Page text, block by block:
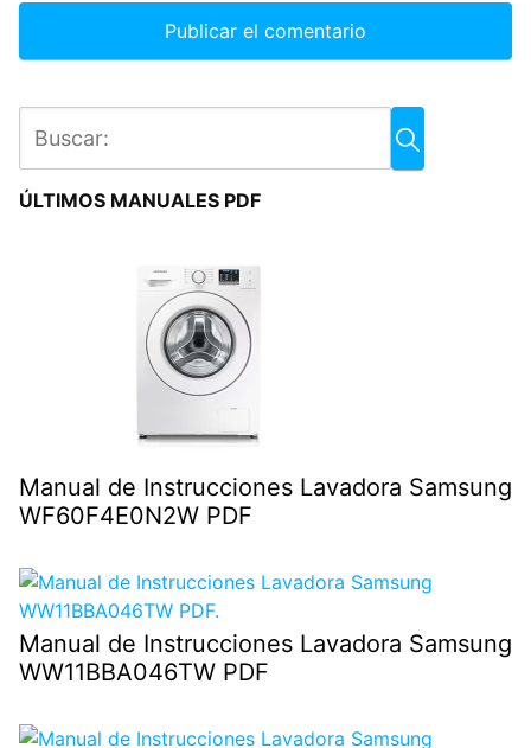
ÚLTIMOS MANUALES PDF
Manual de Instrucciones Lavadora Samsung
WF60F4E0N2W PDF
Manual de Instrucciones Lavadora Samsung
WW11BBA046TW PDF